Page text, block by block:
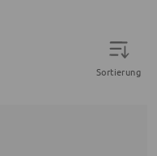
Sortierung